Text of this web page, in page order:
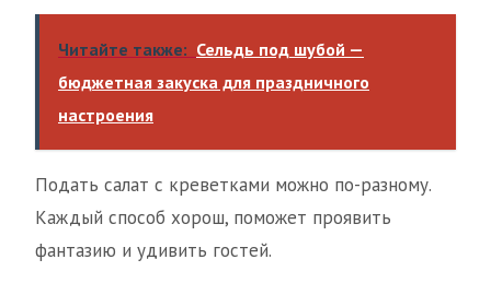
Читайте также: Сельдь под шубой —
бюджетная закуска для праздничного
настроения
Подать салат с креветками можно по-разному.
Каждый способ хорош, поможет проявить
фантазию и удивить гостей.